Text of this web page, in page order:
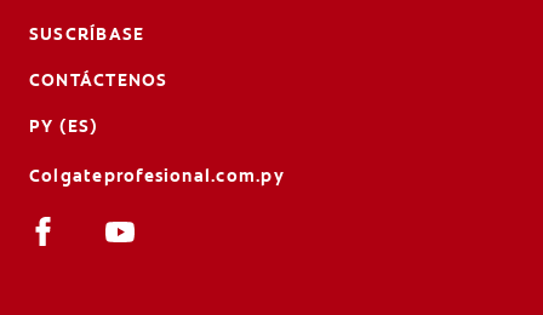
SUSCRÍBASE
CONTÁCTENOS
PY (ES)
Colgateprofesional.com.py